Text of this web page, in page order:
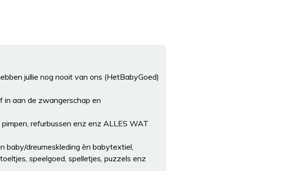
jullie nog nooit van ons (HetBabyGoed)
in aan de zwangerschap en
refurbussen enz enz ALLES WAT
baby/dreumeskleding èn babytextiel,
speelgoed, spelletjes, puzzels enz